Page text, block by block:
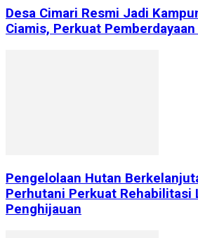
Desa Cimari Resmi Jadi
Ciamis, Perkuat
Pengelolaan Hutan
Perhutani Perkuat Rehabilitasi
Penghijauan